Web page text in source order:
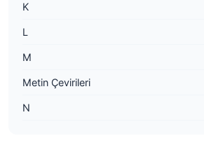
K
L
M
Metin Çevirileri
N